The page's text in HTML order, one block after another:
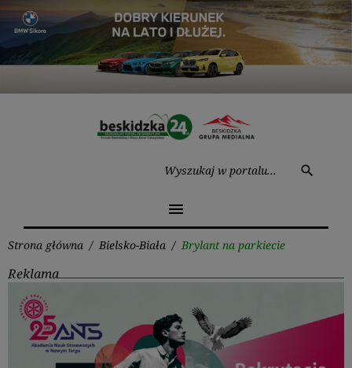
Przejdź
treści
search
menu
Strona główna / Bielsko-Biała / Brylant na parkiecie
Reklama